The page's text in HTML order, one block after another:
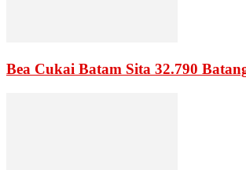
Bea Cukai Batam Sita 32.790